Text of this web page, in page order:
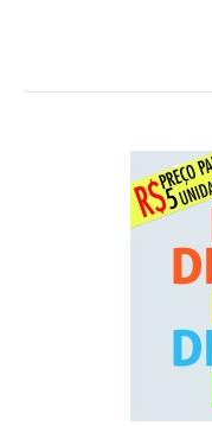
Opcional Baixa KM
Compras somente
Padrão: 51,8x9